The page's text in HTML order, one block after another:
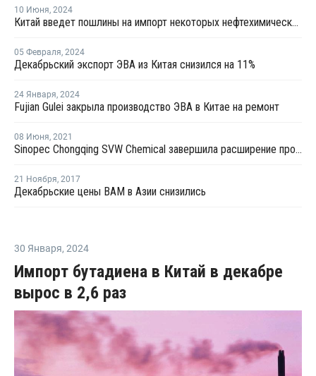
10 Июня, 2024
Китай введет пошлины на импорт некоторых нефтехимических продуктов из Тайваня
05 Февраля, 2024
Декабрьский экспорт ЭВА из Китая снизился на 11%
24 Января, 2024
Fujian Gulei закрыла производство ЭВА в Китае на ремонт
08 Июня, 2021
Sinopec Chongqing SVW Chemical завершила расширение производства сополимеров этилена винилацетата в Китае
21 Ноября, 2017
Декабрьские цены ВАМ в Азии снизились
30 Января, 2024
Импорт бутадиена в Китай в декабре
вырос в 2,6 раз